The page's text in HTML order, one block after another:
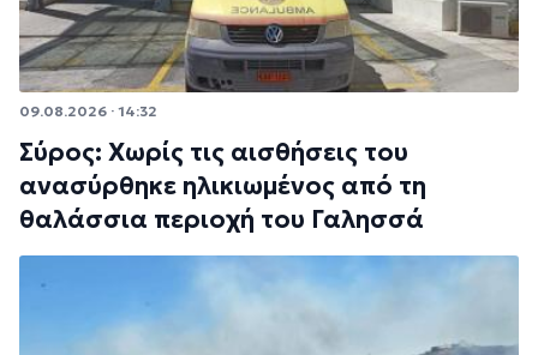
09.08.2026 · 14:32
Σύρος: Χωρίς τις αισθήσεις του
ανασύρθηκε ηλικιωμένος από τη
θαλάσσια περιοχή του Γαλησσά